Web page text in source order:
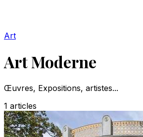
Art
Art Moderne
Œuvres, Expositions, artistes...
1 articles